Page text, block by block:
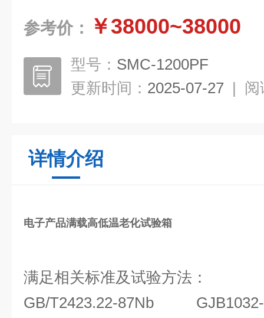
参考价： ￥38000~38000
型号： SMC-1200PF
更新时间： 2025-07-27 | 阅
详情介绍
电子产品满载高低温老化试验箱
满足相关标准及试验方法：
GB/T2423.22-87Nb